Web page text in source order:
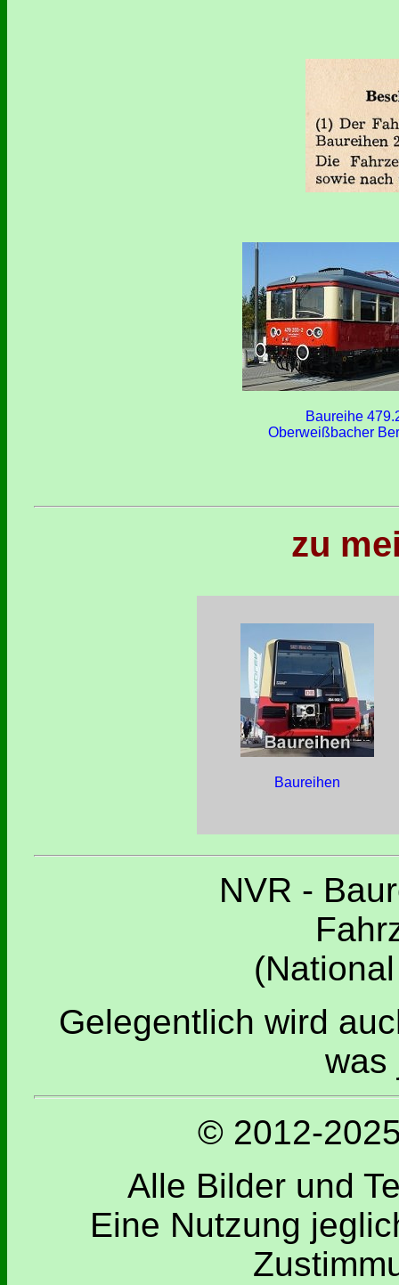
Baureihe
Oberweißbacher
zu
Baureihen
NVR -
Gelegentlich wird
was
© 2012-
Alle Bilder und
Eine Nutzung